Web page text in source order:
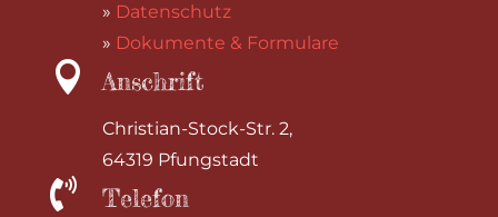
» Datenschutz
» Dokumente & Formulare
 Anschrift
Christian-Stock-Str. 2,
64319 Pfungstadt
 Telefon